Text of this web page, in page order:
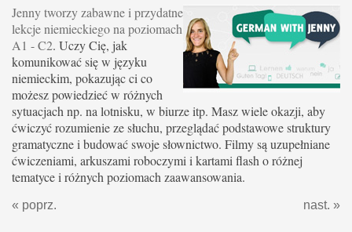
Jenny tworzy zabawne i przydatne
lekcje niemieckiego na poziomach
A1 - C2. Uczy Cię, jak
komunikować się w języku
niemieckim, pokazując ci co
możesz powiedzieć w różnych
sytuacjach np. na lotnisku, w biurze itp. Masz wiele okazji, aby
ćwiczyć rozumienie ze słuchu, przeglądać podstawowe struktury
gramatyczne i budować swoje słownictwo. Filmy są uzupełniane
ćwiczeniami, arkuszami roboczymi i kartami flash o różnej
tematyce i różnych poziomach zaawansowania.
« poprz. nast. »